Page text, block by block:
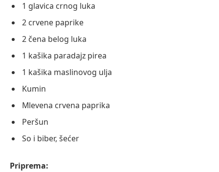
1 glavica crnog luka
2 crvene paprike
2 čena belog luka
1 kašika paradajz pirea
1 kašika maslinovog ulja
Kumin
Mlevena crvena paprika
Peršun
So i biber, šećer
Priprema: